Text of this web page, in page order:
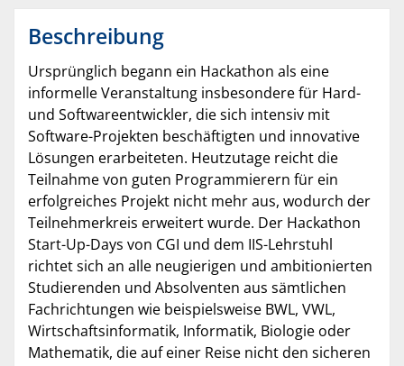
Beschreibung
Ursprünglich begann ein Hackathon als eine
informelle Veranstaltung insbesondere für Hard-
und Softwareentwickler, die sich intensiv mit
Software-Projekten beschäftigten und innovative
Lösungen erarbeiteten. Heutzutage reicht die
Teilnahme von guten Programmierern für ein
erfolgreiches Projekt nicht mehr aus, wodurch der
Teilnehmerkreis erweitert wurde. Der Hackathon
Start-Up-Days von CGI und dem IIS-Lehrstuhl
richtet sich an alle neugierigen und ambitionierten
Studierenden und Absolventen aus sämtlichen
Fachrichtungen wie beispielsweise BWL, VWL,
Wirtschaftsinformatik, Informatik, Biologie oder
Mathematik, die auf einer Reise nicht den sicheren